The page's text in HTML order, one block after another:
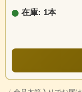
在庫: 1本